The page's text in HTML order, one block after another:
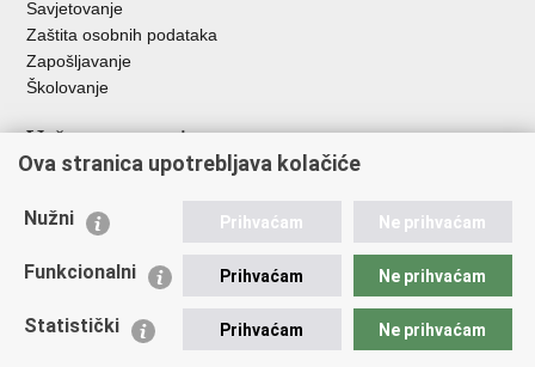
Savjetovanje
Zaštita osobnih podataka
Zapošljavanje
Školovanje
Važne poveznice
Ministarstvo unutarnjih poslova
Udruge
Policijska akademija
Zaklada policijske solidarnosti
Ova stranica upotrebljava kolačiće
Nužni Prihvaćam Ne prihvaćam
Funkcionalni Prihvaćam Ne prihvaćam
Statistički Prihvaćam Ne prihvaćam